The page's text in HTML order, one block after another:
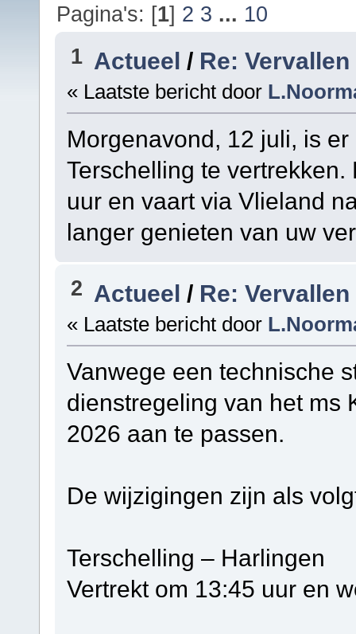
Pagina's: [1] 2 3 ... 10
1 Actueel / Re:
« Laatste bericht door
Morgenavond, 12 juli, is
Terschelling te
uur en vaart via Vlieland
langer genieten van uw
2 Actueel / Re:
« Laatste bericht door
Vanwege een technische
dienstregeling van het ms
2026 aan te passen.
De wijzigingen zijn als
Terschelling –
Vertrekt om 13:45 uur en